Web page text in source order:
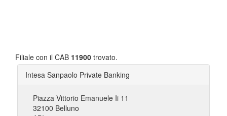
Filiale con il CAB 11900 trovato.
Intesa Sanpaolo Private Banking
Piazza Vittorio Emanuele Ii 11
32100 Belluno